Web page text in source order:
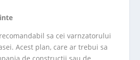
sa cei varnzatorului
Acest plan, care ar trebui sa